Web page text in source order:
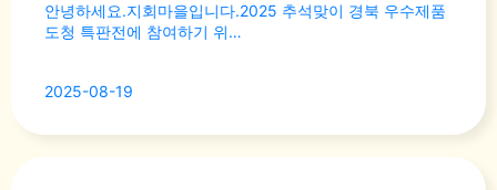
안녕하세요.지회마을입니다.2025 추석맞이 경북 우수제품
도청 특판전에 참여하기 위…
2025-08-19